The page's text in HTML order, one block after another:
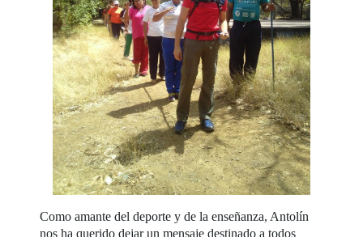
Como amante del deporte y de la enseñanza, Antolín
nos ha querido dejar un mensaje destinado a todos